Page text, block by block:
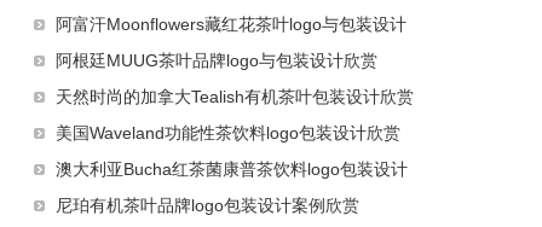
阿富汗Moonflowers藏红花茶叶logo与包装设计
阿根廷MUUG茶叶品牌logo与包装设计欣赏
天然时尚的加拿大Tealish有机茶叶包装设计欣赏
美国Waveland功能性茶饮料logo包装设计欣赏
澳大利亚Bucha红茶菌康普茶饮料logo包装设计
尼珀有机茶叶品牌logo包装设计案例欣赏